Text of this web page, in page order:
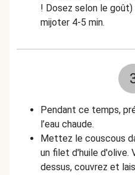
! Dosez selon le
mijoter 4-5 min.
Pendant ce temps,
l’eau chaude.
Mettez le couscous
un filet d'huile d'olive.
dessus, couvrez et